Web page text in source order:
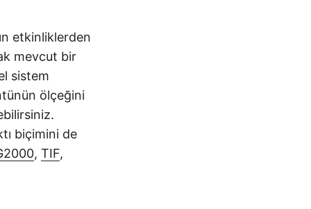
etkinliklerden
mevcut bir
sistem
ölçeğini
biçimini de
, TIF,